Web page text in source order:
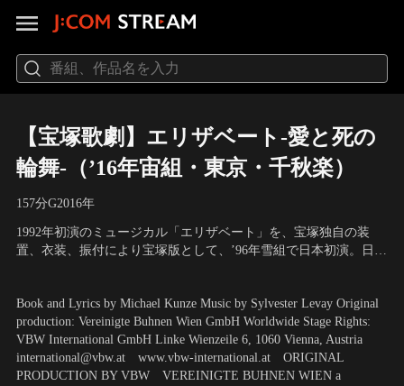
【宝塚歌劇】エリザベート-愛と死の
輪舞-（’16年宙組・東京・千秋楽）
157分G2016年
1992年初演のミュージカル「エリザベート」を、宝塚独自の装
置、衣装、振付により宝塚版として、’96年雪組で日本初演。日本
ー・リーヴァイ／オリジナル・プロダクション：ウィーン劇場協
会／潤色・演出：小池修一郎／演出：小柳奈穂子
Book and Lyrics by Michael Kunze Music by Sylvester Levay Original
production: Vereinigte Buhnen Wien GmbH Worldwide Stage Rights:
VBW International GmbH Linke Wienzeile 6, 1060 Vienna, Austria
international@vbw.at www.vbw-international.at ORIGINAL
PRODUCTION BY VBW VEREINIGTE BUHNEN WIEN a